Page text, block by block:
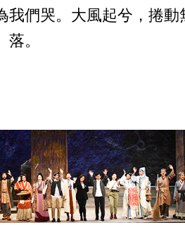
我們哭。大風起兮，捲動
。